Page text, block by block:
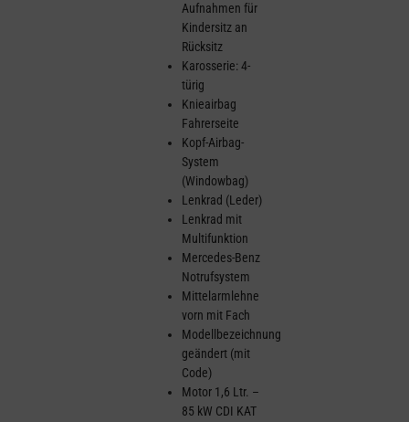
Aufnahmen für
Kindersitz an
Rücksitz
Karosserie: 4-
türig
Knieairbag
Fahrerseite
Kopf-Airbag-
System
(Windowbag)
Lenkrad (Leder)
Lenkrad mit
Multifunktion
Mercedes-Benz
Notrufsystem
Mittelarmlehne
vorn mit Fach
Modellbezeichnung
geändert (mit
Code)
Motor 1,6 Ltr. –
85 kW CDI KAT